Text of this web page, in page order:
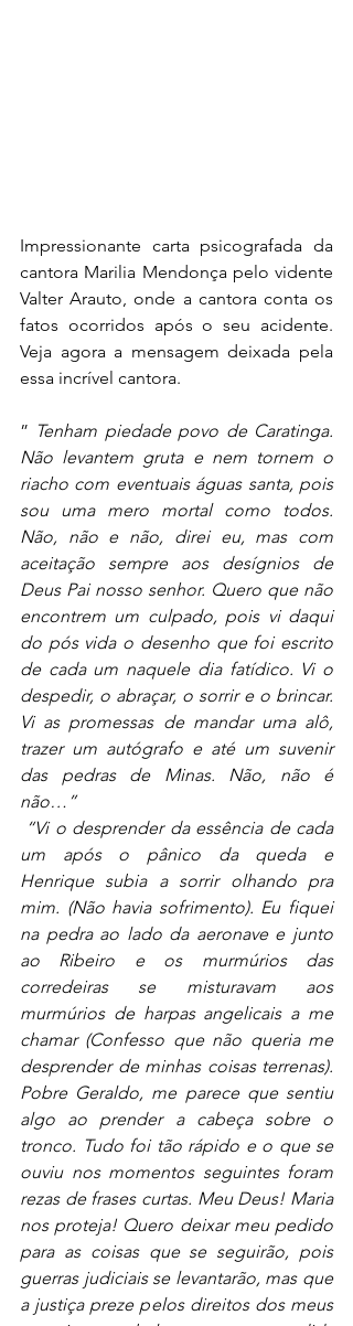
Impressionante carta psicografada da
cantora Marilia Mendonça pelo vidente
Valter Arauto, onde a cantora conta os
fatos ocorridos após o seu acidente.
Veja agora a mensagem deixada pela
essa incrível cantora.
” Tenham piedade povo de Caratinga.
Não levantem gruta e nem tornem o
riacho com eventuais águas santa, pois
sou uma mero mortal como todos.
Não, não e não, direi eu, mas com
aceitação sempre aos desígnios de
Deus Pai nosso senhor. Quero que não
encontrem um culpado, pois vi daqui
do pós vida o desenho que foi escrito
de cada um naquele dia fatídico. Vi o
despedir, o abraçar, o sorrir e o brincar.
Vi as promessas de mandar uma alô,
trazer um autógrafo e até um suvenir
das pedras de Minas. Não, não é
não…”
um após o pânico da queda e
Henrique subia a sorrir olhando pra
mim. (Não havia sofrimento). Eu fiquei
na pedra ao lado da aeronave e junto
ao Ribeiro e os murmúrios das
corredeiras se misturavam aos
murmúrios de harpas angelicais a me
chamar (Confesso que não queria me
desprender de minhas coisas terrenas).
Pobre Geraldo, me parece que sentiu
algo ao prender a cabeça sobre o
tronco. Tudo foi tão rápido e o que se
ouviu nos momentos seguintes foram
rezas de frases curtas. Meu Deus! Maria
nos proteja! Quero deixar meu pedido
para as coisas que se seguirão, pois
guerras judiciais se levantarão, mas que
a justiça preze pelos direitos dos meus